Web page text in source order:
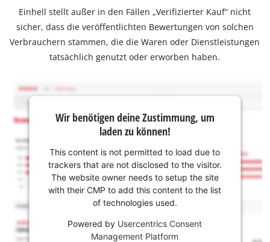
Einhell stellt außer in den Fällen „Verifizierter Kauf“ nicht
sicher, dass die veröffentlichten Bewertungen von solchen
Verbrauchern stammen, die die Waren oder Dienstleistungen
tatsächlich genutzt oder erworben haben.
Wir benötigen deine Zustimmung, um
laden zu können!
This content is not permitted to load due to
trackers that are not disclosed to the visitor.
The website owner needs to setup the site
with their CMP to add this content to the list
of technologies used.
Powered by Usercentrics Consent
Management Platform